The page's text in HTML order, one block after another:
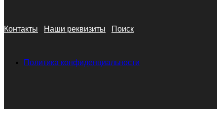
Контакты Наши реквизиты Поиск
Политика конфиденциальности